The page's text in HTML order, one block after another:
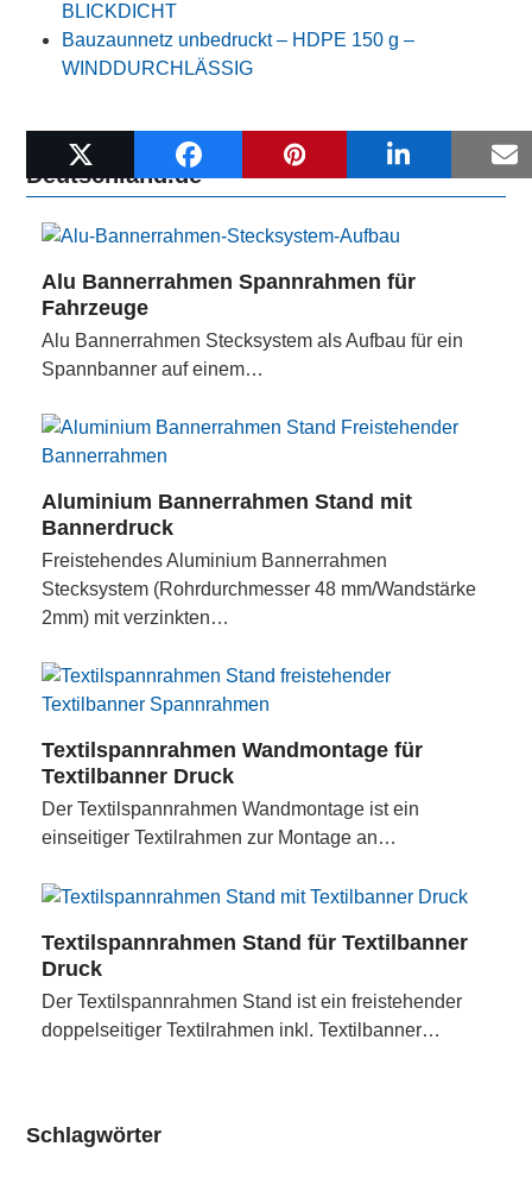
BLICKDICHT
Bauzaunnetz unbedruckt – HDPE 150 g –
WINDDURCHLÄSSIG
Weitere Beiträge auf Werbebanner-
Deutschland.de
Alu Bannerrahmen Spannrahmen für
Fahrzeuge
Alu Bannerrahmen Stecksystem als Aufbau für ein
Spannbanner auf einem…
Aluminium Bannerrahmen Stand mit
Bannerdruck
Freistehendes Aluminium Bannerrahmen
Stecksystem (Rohrdurchmesser 48 mm/Wandstärke
2mm) mit verzinkten…
Textilspannrahmen Wandmontage für
Textilbanner Druck
Der Textilspannrahmen Wandmontage ist ein
einseitiger Textilrahmen zur Montage an…
Textilspannrahmen Stand für Textilbanner
Druck
Der Textilspannrahmen Stand ist ein freistehender
doppelseitiger Textilrahmen inkl. Textilbanner…
Schlagwörter